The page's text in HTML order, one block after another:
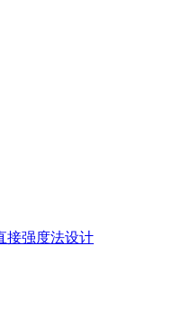
接强度法设计